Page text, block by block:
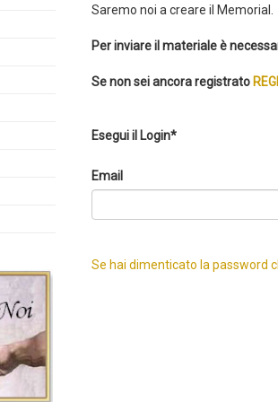
Saremo noi a creare il Memorial.
Per inviare il materiale è
Se non sei ancora registrato
Esegui il Login*
Email
Se hai dimenticato la password